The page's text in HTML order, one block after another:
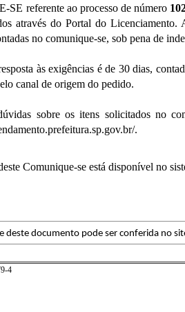
referente ao processo de número
através do Portal do Licenciamento.
no comunique-se, sob pena de
às exigências é de 30 dias,
canal de origem do pedido.
sobre os itens solicitados no
.
Comunique-se está disponível no
deste documento pode ser conferida no
4